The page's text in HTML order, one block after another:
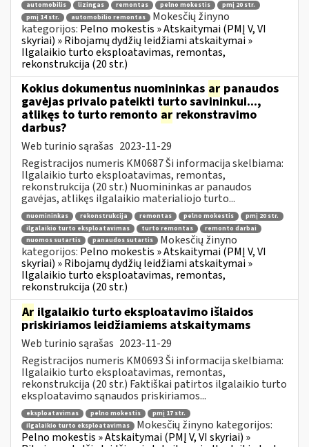
automobilis lizingas remontas pelno mokestis
pmį 20 str.
pmį 14 str.
automobilio remontas
Mokesčių žinyno
kategorijos: Pelno mokestis » Atskaitymai (PMĮ V, VI
skyriai) » Ribojamų dydžių leidžiami atskaitymai »
Ilgalaikio turto eksploatavimas, remontas,
rekonstrukcija (20 str.)
Kokius dokumentus nuomininkas ar panaudos
gavėjas privalo pateikti turto savininkui...,
atlikęs to turto remonto ar rekonstravimo
darbus?
Web turinio sąrašas 2023-11-29
Registracijos numeris KM0687 Ši informacija skelbiama:
Ilgalaikio turto eksploatavimas, remontas,
rekonstrukcija (20 str.) Nuomininkas ar panaudos
gavėjas, atlikęs ilgalaikio materialiojo turto...
nuomininkas rekonstrukcija remontas pelno mokestis
pmį 20 str.
ilgalaikio turto eksploatavimas
turto remontas
remonto darbai
nuomos sutartis
panaudos sutartis
Mokesčių žinyno
kategorijos: Pelno mokestis » Atskaitymai (PMĮ V, VI
skyriai) » Ribojamų dydžių leidžiami atskaitymai »
Ilgalaikio turto eksploatavimas, remontas,
rekonstrukcija (20 str.)
Ar ilgalaikio turto eksploatavimo išlaidos
priskiriamos leidžiamiems atskaitymams
Web turinio sąrašas 2023-11-29
Registracijos numeris KM0693 Ši informacija skelbiama:
Ilgalaikio turto eksploatavimas, remontas,
rekonstrukcija (20 str.) Faktiškai patirtos ilgalaikio turto
eksploatavimo sąnaudos priskiriamos...
eksploatavimas pelno mokestis
pmį 17 str.
ilgalaikio turto eksploatavimas
Mokesčių žinyno kategorijos:
Pelno mokestis » Atskaitymai (PMĮ V, VI skyriai) »